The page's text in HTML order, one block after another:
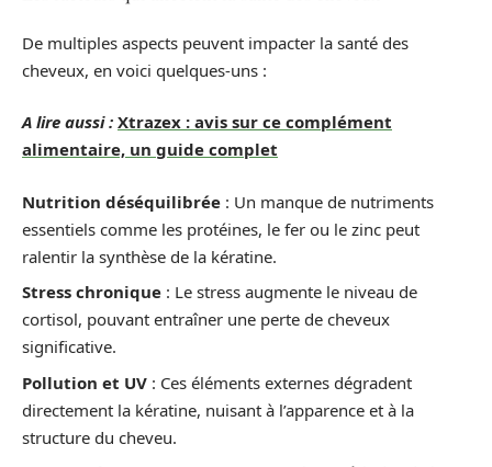
De multiples aspects peuvent impacter la santé des
cheveux, en voici quelques-uns :
A lire aussi : Xtrazex : avis sur ce complément
alimentaire, un guide complet
Nutrition déséquilibrée : Un manque de nutriments
essentiels comme les protéines, le fer ou le zinc peut
ralentir la synthèse de la kératine.
Stress chronique : Le stress augmente le niveau de
cortisol, pouvant entraîner une perte de cheveux
significative.
Pollution et UV : Ces éléments externes dégradent
directement la kératine, nuisant à l’apparence et à la
structure du cheveu.